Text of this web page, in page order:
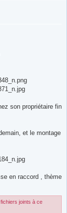
son propriétaire fin
et le montage
en raccord , thème
joints à ce